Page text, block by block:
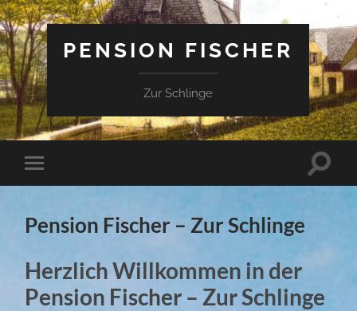
PENSION FISCHER
Zur Schlinge
Mobile-
Menü
Pension Fischer – Zur Schlinge
Herzlich Willkommen in der
Pension Fischer – Zur Schlinge